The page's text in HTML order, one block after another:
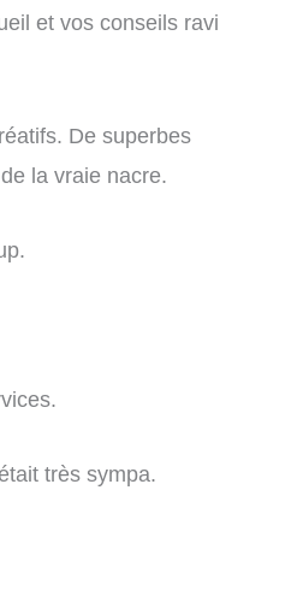
et vos conseils ravi
De superbes
la vraie nacre.
très sympa.